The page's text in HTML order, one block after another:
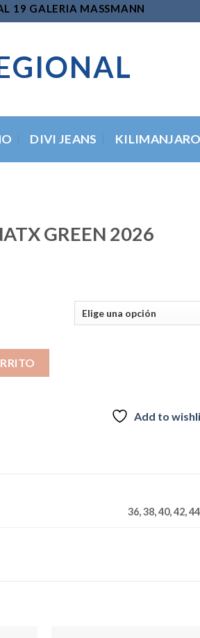
19 GALERIA MASSMANN
DIVI JEANS KILIMANJARO
GREEN 2026
Add to
36, 38, 40, 42,